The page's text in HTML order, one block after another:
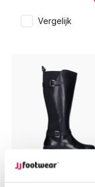
Vergelijk
Redbourn